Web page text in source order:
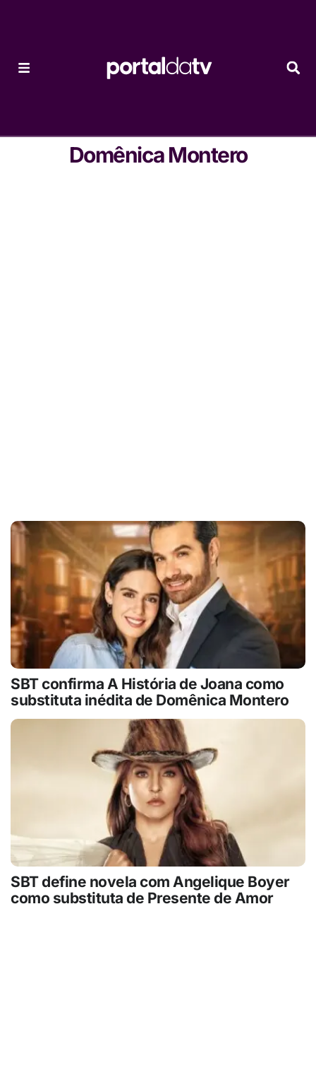
Domênica Montero
SBT confirma A História de Joana como
substituta inédita de Domênica Montero
SBT define novela com Angelique Boyer
como substituta de Presente de Amor